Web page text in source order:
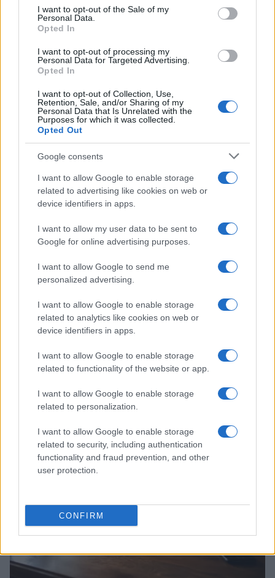
consent section.
I want to opt-out of the Sale of my
Personal Data.
Opted In
I want to opt-out of processing my
Personal Data for Targeted Advertising.
Opted In
I want to opt-out of Collection, Use,
Retention, Sale, and/or Sharing of my
Personal Data that Is Unrelated with the
Purposes for which it was collected.
Opted Out
Google consents
I want to allow Google to enable storage
related to advertising like cookies on web or
device identifiers in apps.
I want to allow my user data to be sent to
Google for online advertising purposes.
I want to allow Google to send me
personalized advertising.
I want to allow Google to enable storage
related to analytics like cookies on web or
device identifiers in apps.
I want to allow Google to enable storage
related to functionality of the website or app.
I want to allow Google to enable storage
related to personalization.
I want to allow Google to enable storage
related to security, including authentication
functionality and fraud prevention, and other
user protection.
CONFIRM
TEEN NEWS
Sterling Point – L’isola dei segreti: trama, cast e
Cristian Castiglioni · 7 Ago 2026